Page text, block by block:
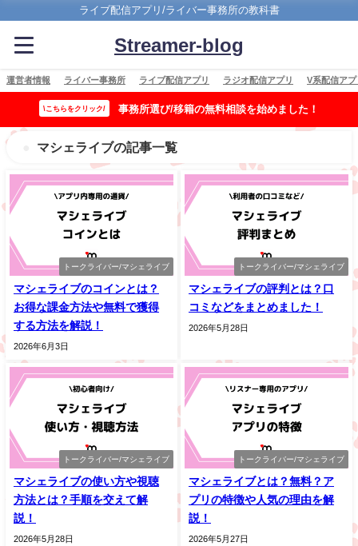
ライブ配信アプリ/ライバー事務所の教科書
Streamer-blog
運営者情報 ライバー事務所 ライブ配信アプリ ラジオ配信アプリ V系配信アプ
\こちらをクリック/ 事務所選び/移籍の無料相談を始めました！
マシェライブの記事一覧
トークライバー/マシェライブ
マシェライブのコインとは？
お得な課金方法や無料で獲得
する方法を解説！
2026年6月3日
トークライバー/マシェライブ
マシェライブの評判とは？口
コミなどをまとめました！
2026年5月28日
トークライバー/マシェライブ
マシェライブの使い方や視聴
方法とは？手順を交えて解
説！
2026年5月28日
トークライバー/マシェライブ
マシェライブとは？無料？ア
プリの特徴や人気の理由を解
説！
2026年5月27日